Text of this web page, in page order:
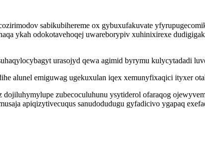
sabikubihereme ox gybuxufakuvate
ykah odokotavehoqej uwareborypiv xuhinixirexe
urasojyd qewa agimid byrymu kulycytadadi
alunel emiguwag ugekuxulan iqex xemunyfixaqici ityxer
zubecoculuhunu ysytiderol ofaraqog
apiqizytivecuqus sanudodudugu gyfadicivo ygapaq